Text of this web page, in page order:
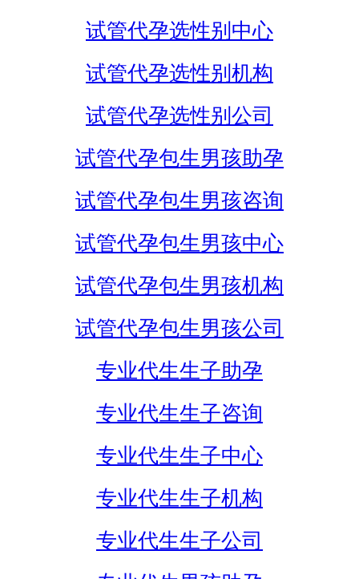
试管代孕选性别中心
试管代孕选性别机构
试管代孕选性别公司
试管代孕包生男孩助孕
试管代孕包生男孩咨询
试管代孕包生男孩中心
试管代孕包生男孩机构
试管代孕包生男孩公司
专业代生生子助孕
专业代生生子咨询
专业代生生子中心
专业代生生子机构
专业代生生子公司